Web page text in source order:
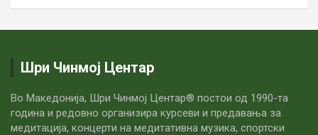
Шри Чинмој Центар
Во Македонија, Шри Чинмој Центар® постои од 1990-та
година и редовно организира курсеви и предавања за
медитација, концерти на медитативна музика, спортски